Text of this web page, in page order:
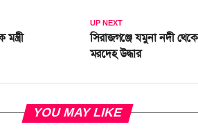
UP NEXT
সিরাজগঞ্জে যমুনা নদী
মরদেহ উদ্ধার
YOU MAY LIKE